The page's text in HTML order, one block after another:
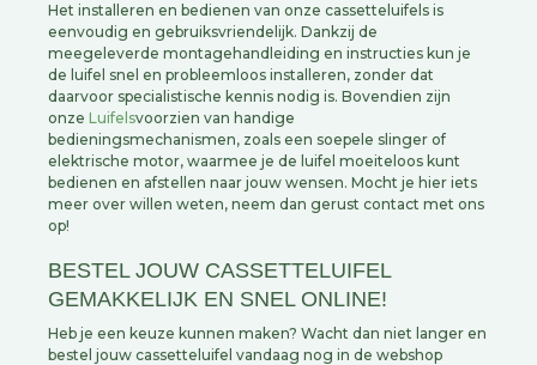
Het installeren en bedienen van onze cassetteluifels is
eenvoudig en gebruiksvriendelijk. Dankzij de
meegeleverde montagehandleiding en instructies kun je
de luifel snel en probleemloos installeren, zonder dat
daarvoor specialistische kennis nodig is. Bovendien zijn
onze Luifelsvoorzien van handige
bedieningsmechanismen, zoals een soepele slinger of
elektrische motor, waarmee je de luifel moeiteloos kunt
bedienen en afstellen naar jouw wensen. Mocht je hier iets
meer over willen weten, neem dan gerust contact met ons
op!
BESTEL JOUW CASSETTELUIFEL
GEMAKKELIJK EN SNEL ONLINE!
Heb je een keuze kunnen maken? Wacht dan niet langer en
bestel jouw cassetteluifel vandaag nog in de webshop